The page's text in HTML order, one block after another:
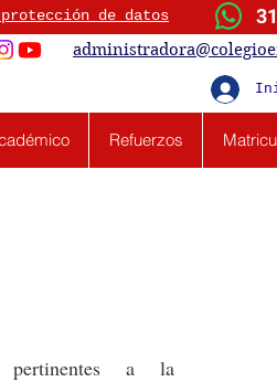
Refuerzos
de datos
pertinentes a la